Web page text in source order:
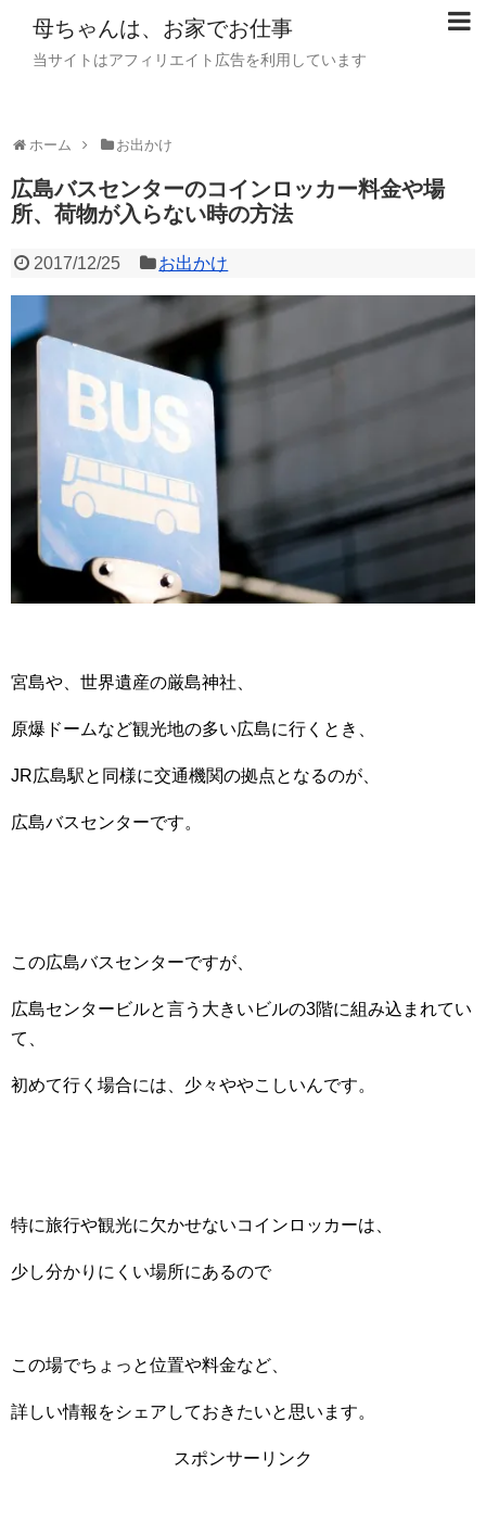
母ちゃんは、お家でお仕事
当サイトはアフィリエイト広告を利用しています
ホーム お出かけ
広島バスセンターのコインロッカー料金や場
所、荷物が入らない時の方法
2017/12/25 お出かけ
宮島や、世界遺産の厳島神社、
原爆ドームなど観光地の多い広島に行くとき、
JR広島駅と同様に交通機関の拠点となるのが、
広島バスセンターです。
この広島バスセンターですが、
広島センタービルと言う大きいビルの3階に組み込まれてい
て、
初めて行く場合には、少々ややこしいんです。
特に旅行や観光に欠かせないコインロッカーは、
少し分かりにくい場所にあるので
この場でちょっと位置や料金など、
詳しい情報をシェアしておきたいと思います。
スポンサーリンク